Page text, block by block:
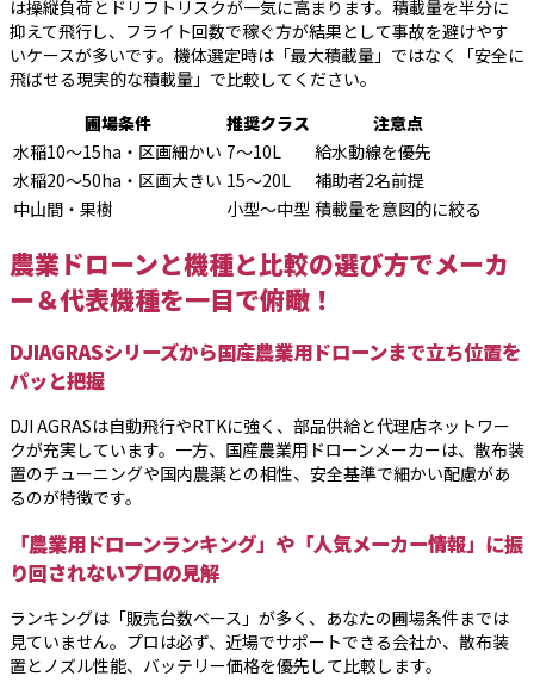
は操縦負荷とドリフトリスクが一気に高まります。積載量を半分に
抑えて飛行し、フライト回数で稼ぐ方が結果として事故を避けやす
いケースが多いです。機体選定時は「最大積載量」ではなく「安全に
飛ばせる現実的な積載量」で比較してください。
圃場条件
推奨クラス
注意点
水稲10〜15ha・区画細かい 7〜10L
給水動線を優先
水稲20〜50ha・区画大きい 15〜20L
補助者2名前提
中山間・果樹
小型〜中型 積載量を意図的に絞る
農業ドローンと機種と比較の選び方でメーカ
ー＆代表機種を一目で俯瞰！
DJIAGRASシリーズから国産農業用ドローンまで立ち位置を
パッと把握
DJI AGRASは自動飛行やRTKに強く、部品供給と代理店ネットワー
クが充実しています。一方、国産農業用ドローンメーカーは、散布装
置のチューニングや国内農薬との相性、安全基準で細かい配慮があ
るのが特徴です。
「農業用ドローンランキング」や「人気メーカー情報」に振
り回されないプロの見解
ランキングは「販売台数ベース」が多く、あなたの圃場条件までは
見ていません。プロは必ず、近場でサポートできる会社か、散布装
置とノズル性能、バッテリー価格を優先して比較します。